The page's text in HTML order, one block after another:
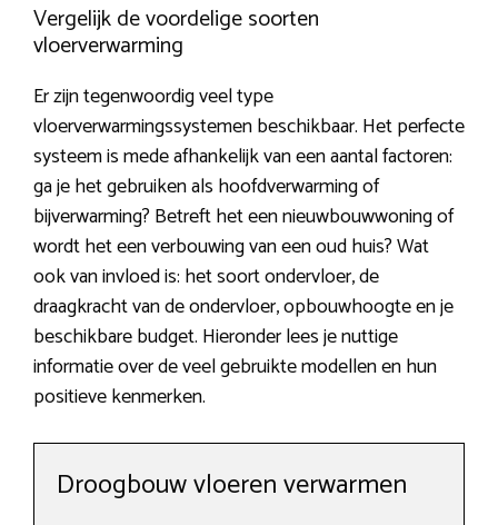
Vergelijk de voordelige soorten
vloerverwarming
Er zijn tegenwoordig veel type
vloerverwarmingssystemen beschikbaar. Het perfecte
systeem is mede afhankelijk van een aantal factoren:
ga je het gebruiken als hoofdverwarming of
bijverwarming? Betreft het een nieuwbouwwoning of
wordt het een verbouwing van een oud huis? Wat
ook van invloed is: het soort ondervloer, de
draagkracht van de ondervloer, opbouwhoogte en je
beschikbare budget. Hieronder lees je nuttige
informatie over de veel gebruikte modellen en hun
positieve kenmerken.
Droogbouw vloeren verwarmen